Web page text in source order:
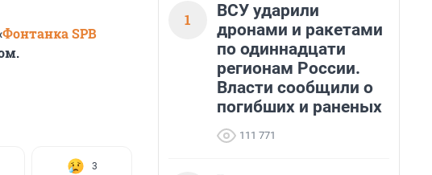
Фонтанка SPB
3
1
ВСУ ударили
дронами и ракетами
по одиннадцати
регионам России.
Власти сообщили о
погибших и раненых
111 771